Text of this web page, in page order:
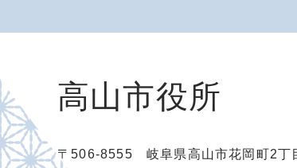
高山市役所
〒506-8555 岐阜県高山市花岡町2